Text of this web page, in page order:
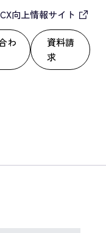
ー
CX向上情報サイト
わ
資料請
求